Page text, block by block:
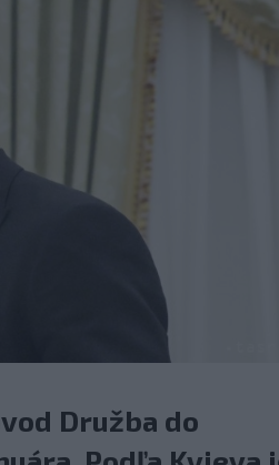
Družba do